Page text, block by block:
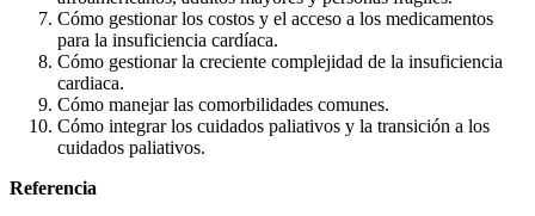
Cómo gestionar los costos y el acceso a los medicamentos
para la insuficiencia cardíaca.
Cómo gestionar la creciente complejidad de la insuficiencia
cardiaca.
Cómo manejar las comorbilidades comunes.
Cómo integrar los cuidados paliativos y la transición a los
cuidados paliativos.
Referencia